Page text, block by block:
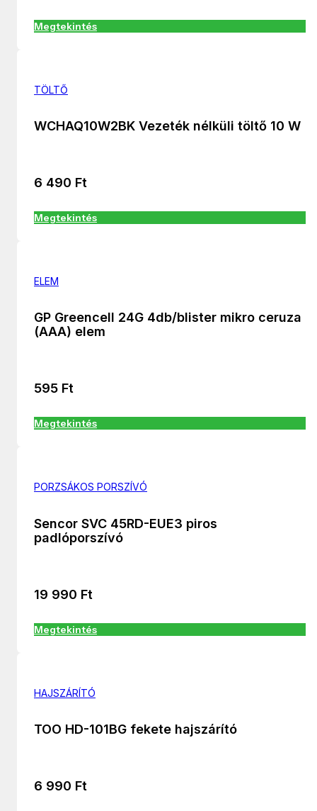
Megtekintés
TÖLTŐ
WCHAQ10W2BK Vezeték nélküli töltő 10 W
6 490 Ft
Megtekintés
ELEM
GP Greencell 24G 4db/blister mikro ceruza
(AAA) elem
595 Ft
Megtekintés
PORZSÁKOS PORSZÍVÓ
Sencor SVC 45RD-EUE3 piros
padlóporszívó
19 990 Ft
Megtekintés
HAJSZÁRÍTÓ
TOO HD-101BG fekete hajszárító
6 990 Ft